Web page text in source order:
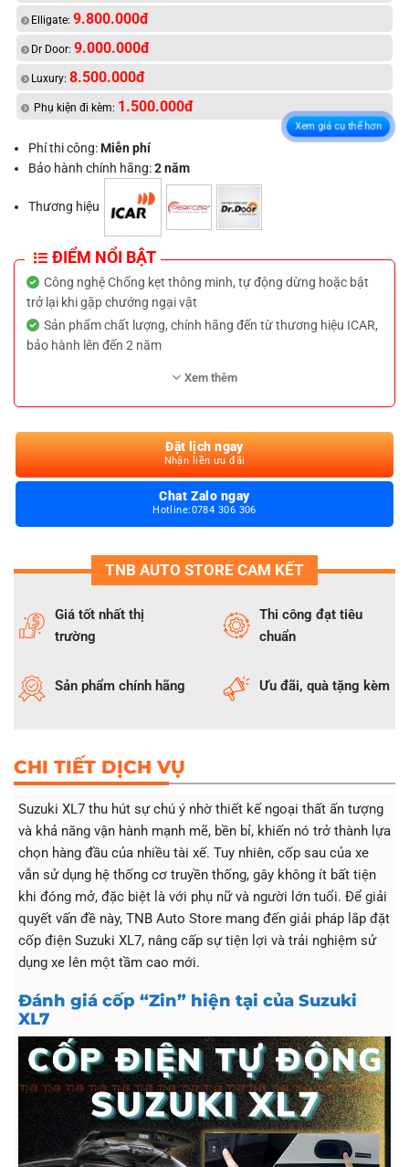
Elligate: 9.800.000đ
Dr Door: 9.000.000đ
Luxury: 8.500.000đ
Phụ kiện đi kèm: 1.500.000đ
Phí thi công:Miễn phí
Bảo hành chính hãng:2 năm
Thương hiệu
Xem giá cụ thể hơn
ĐIỂM NỔI BẬT
Công nghệ Chống kẹt thông minh, tự động dừng hoặc bật
trở lại khi gặp chướng ngại vật
Sản phẩm chất lượng, chính hãng đến từ thương hiệu ICAR,
bảo hành lên đến 2 năm
Giữ an toàn cho người dùng và hành lý, đồ vật,…
Đa dạng vị trí nút bấm điều khiển mở cốp điện Suzuki XL7 từ
xa, mở cốp dưới vô lăng, trên chìa khóa, hoặc nút bấm sau cốp
Thuận tiện khi mang vác nhiều đồ, thời tiết xấu khi có cảm
cắm jack zin, cầu chì đấu riêng đảm bảo an toàn. Nói không với
độ chế ảnh hưởng đến kết cấu xe
điện của xe. Không xảy ra các hiện tượng rò điện ảnh hưởng
đến ắc quy
Có nhiều ưu đãi dành riêng cho khách hàng Suzuki XL7 khi
Xem thêm
Đặt lịch ngay
Nhận liền ưu đãi
Chat Zalo ngay
Hotline:0784 306 306
TNB AUTO STORE CAM KẾT
Giá tốt nhất thị
trường
Thi công đạt tiêu
chuẩn
Sản phẩm chính hãng Ưu đãi, quà tặng kèm
CHI TIẾT DỊCH VỤ
Suzuki XL7 thu hút sự chú ý nhờ thiết kế ngoại thất ấn tượng
và khả năng vận hành mạnh mẽ, bền bỉ, khiến nó trở thành lựa
chọn hàng đầu của nhiều tài xế. Tuy nhiên, cốp sau của xe
vẫn sử dụng hệ thống cơ truyền thống, gây không ít bất tiện
khi đóng mở, đặc biệt là với phụ nữ và người lớn tuổi. Để giải
quyết vấn đề này, TNB Auto Store mang đến giải pháp lắp đặt
cốp điện Suzuki XL7, nâng cấp sự tiện lợi và trải nghiệm sử
dụng xe lên một tầm cao mới.
Đánh giá cốp “Zin” hiện tại của Suzuki
XL7